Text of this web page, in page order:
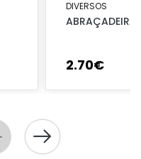
DIVERSOS
ABRAÇADEIRA
2.70€